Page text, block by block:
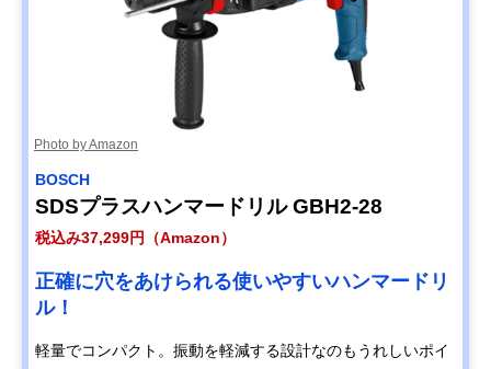
Photo by Amazon
BOSCH
SDSプラスハンマードリル GBH2-28
税込み37,299円（Amazon）
正確に穴をあけられる使いやすいハンマードリ
ル！
軽量でコンパクト。振動を軽減する設計なのもうれしいポイ